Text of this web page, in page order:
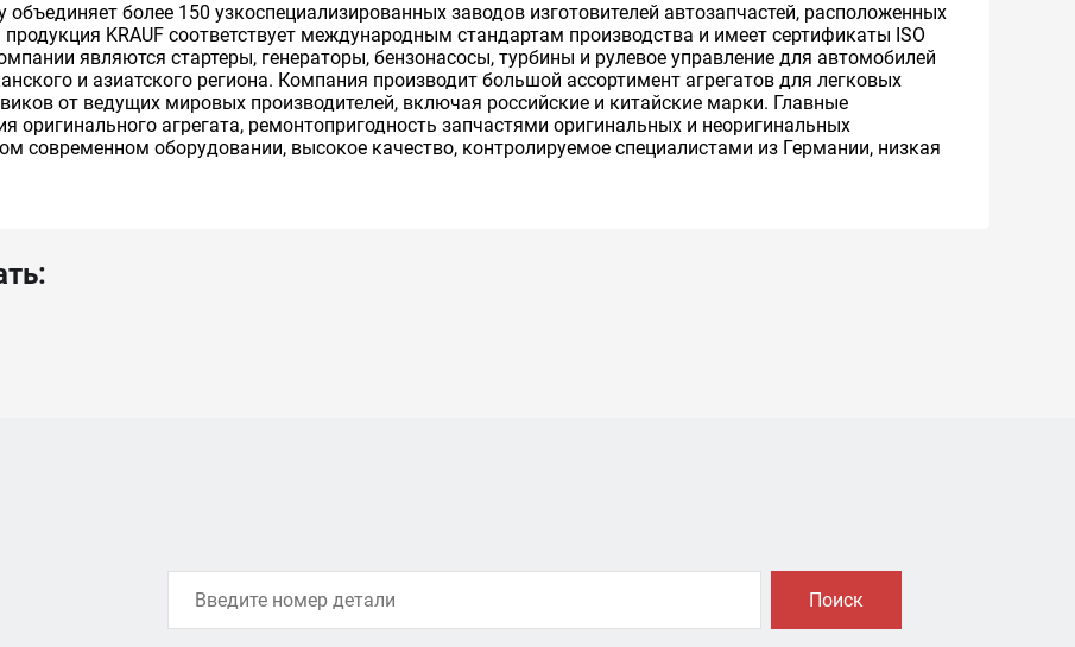
более 150 узкоспециализированных заводов изготовителей автозапчастей, расположенных
KRAUF соответствует международным стандартам производства и имеет сертификаты ISO
являются стартеры, генераторы, бензонасосы, турбины и рулевое управление для автомобилей
и азиатского региона. Компания производит большой ассортимент агрегатов для легковых
от ведущих мировых производителей, включая российские и китайские марки. Главные
оригинального агрегата, ремонтопригодность запчастями оригинальных и неоригинальных
современном оборудовании, высокое качество, контролируемое специалистами из Германии, низкая
Поиск